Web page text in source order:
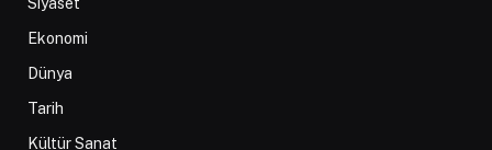
Siyaset
Ekonomi
Dünya
Tarih
Kültür Sanat